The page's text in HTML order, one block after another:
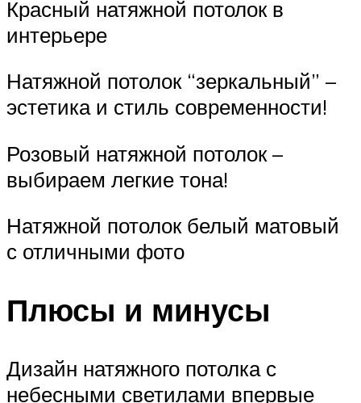
Красный натяжной потолок в
интерьере
Натяжной потолок “зеркальный” –
эстетика и стиль современности!
Розовый натяжной потолок –
выбираем легкие тона!
Натяжной потолок белый матовый
с отличными фото
Плюсы и минусы
Дизайн натяжного потолка с
небесными светилами впервые